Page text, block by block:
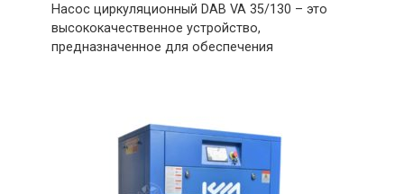
Насос циркуляционный DAB VA 35/130 – это
высококачественное устройство,
предназначенное для обеспечения